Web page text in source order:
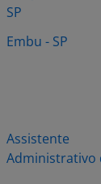
SP
Embu - SP
Assistente
Administrativo